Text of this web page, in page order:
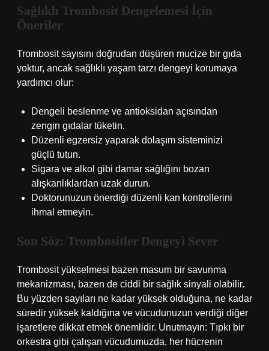
Sağlıklı Trombosit Dengelemesi İçin
Öneriler
Trombosit sayısını doğrudan düşüren mucize bir gıda
yoktur, ancak sağlıklı yaşam tarzı dengeyi korumaya
yardımcı olur:
Dengeli beslenme ve antioksidan açısından
zengin gıdalar tüketin.
Düzenli egzersiz yaparak dolaşım sisteminizi
güçlü tutun.
Sigara ve alkol gibi damar sağlığını bozan
alışkanlıklardan uzak durun.
Doktorunuzun önerdiği düzenli kan kontrollerini
ihmal etmeyin.
Son Söz: Trombositler Dengeyi Sever
Trombosit yükselmesi bazen masum bir savunma
mekanizması, bazen de ciddi bir sağlık sinyali olabilir.
Bu yüzden sayıları ne kadar yüksek olduğuna, ne kadar
süredir yüksek kaldığına ve vücudunuzun verdiği diğer
işaretlere dikkat etmek önemlidir. Unutmayın: Tıpkı bir
orkestra gibi çalışan vücudumuzda, her hücrenin